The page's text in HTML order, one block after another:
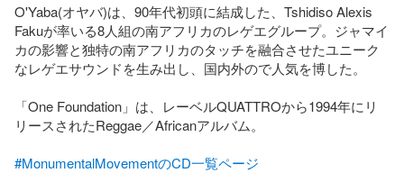
O'Yaba(オヤバ)は、90年代初頭に結成した、Tshidiso Alexis
Fakuが率いる8人組の南アフリカのレゲエグループ。ジャマイ
カの影響と独特の南アフリカのタッチを融合させたユニーク
なレゲエサウンドを生み出し、国内外ので人気を博した。
「One Foundation」は、レーベルQUATTROから1994年にリ
リースされたReggae／Africanアルバム。
#MonumentalMovementのCD一覧ページ